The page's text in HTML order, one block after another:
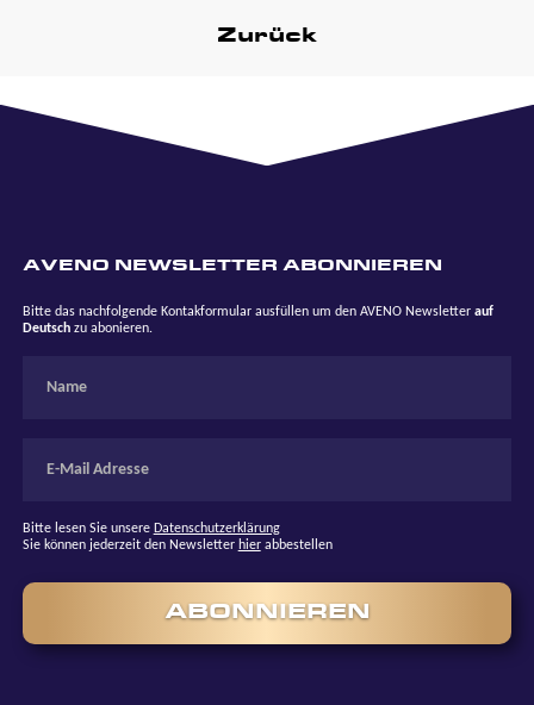
Zurück
AVENO NEWSLETTER ABONNIEREN
Bitte das nachfolgende Kontakformular ausfüllen um den AVENO Newsletter auf
Deutschzu abonieren.
Bitte lesen Sie unsere Datenschutzerklärung
Sie können jederzeit den Newsletter hierabbestellen
ABONNIEREN